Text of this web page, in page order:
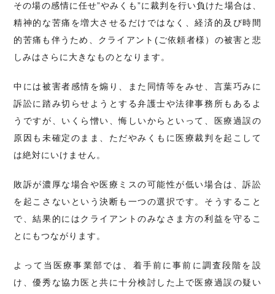
その場の感情に任せ”やみくも”に裁判を行い負けた場合は、
精神的な苦痛を増大させるだけではなく、経済的及び時間
的苦痛も伴うため、クライアント(ご依頼者様）の被害と悲
しみはさらに大きなものとなります。
中には被害者感情を煽り、また同情等をみせ、言葉巧みに
訴訟に踏み切らせようとする弁護士や法律事務所もあるよ
うですが、いくら憎い、悔しいからといって、医療過誤の
原因も未確定のまま、ただやみくもに医療裁判を起こして
は絶対にいけません。
敗訴が濃厚な場合や医療ミスの可能性が低い場合は、訴訟
を起こさないという決断も一つの選択です。そうすること
で、結果的にはクライアントのみなさま方の利益を守るこ
とにもつながります。
よって当医療事業部では、着手前に事前に調査段階を設
け、優秀な協力医と共に十分検討した上で医療過誤の疑い